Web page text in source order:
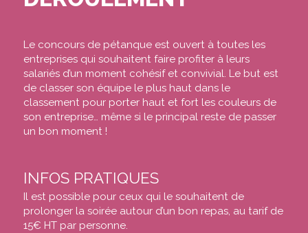
Le concours de pétanque est ouvert à toutes les
entreprises qui souhaitent faire profiter à leurs
salariés d’un moment cohésif et convivial. Le but est
de classer son équipe le plus haut dans le
classement pour porter haut et fort les couleurs de
son entreprise… même si le principal reste de passer
un bon moment !
INFOS PRATIQUES
Il est possible pour ceux qui le souhaitent de
prolonger la soirée autour d’un bon repas, au tarif de
15€ HT par personne.